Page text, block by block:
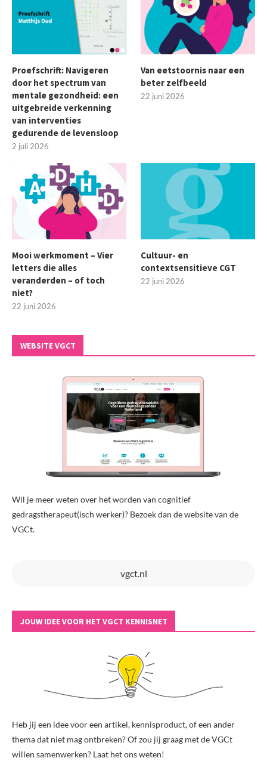
Proefschrift: Navigeren
door het spectrum van
mentale gezondheid: een
uitgebreide verkenning
van interventies
gedurende de levensloop
2 juli 2026
Van eetstoornis naar een
beter zelfbeeld
22 juni 2026
Mooi werkmoment – Vier
letters die alles
veranderden – of toch
niet?
22 juni 2026
Cultuur- en
contextsensitieve CGT
22 juni 2026
WEBSITE VGCT
Wil je meer weten over het worden van cognitief
gedragstherapeut(isch werker)? Bezoek dan de website van de
VGCt.
vgct.nl
JOUW IDEE VOOR HET VGCT KENNISNET
Heb jij een idee voor een artikel, kennisproduct, of een ander
thema dat niet mag ontbreken? Of zou jij graag met de VGCt
willen samenwerken? Laat het ons weten!